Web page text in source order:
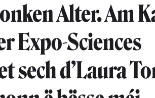
Alter. Am
Expo-Sciences
sech d’Laura